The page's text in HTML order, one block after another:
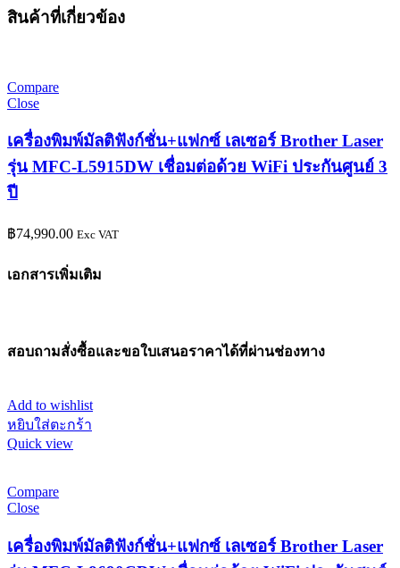
สินค้าที่เกี่ยวข้อง
Compare
Close
เครื่องพิมพ์มัลติฟังก์ชั่น+แฟกซ์ เลเซอร์ Brother Laser
รุ่น MFC-L5915DW เชื่อมต่อด้วย WiFi ประกันศูนย์ 3
ปี
฿74,990.00 Exc VAT
เอกสารเพิ่มเติม
สอบถามสั่งซื้อและขอใบเสนอราคาได้ที่ผ่านช่องทาง
Add to wishlist
หยิบใส่ตะกร้า
Quick view
Compare
Close
เครื่องพิมพ์มัลติฟังก์ชั่น+แฟกซ์ เลเซอร์ Brother Laser